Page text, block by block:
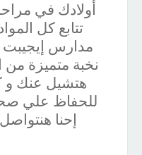
أولادك في
تتابع كل
مدارس
نخبة متميزة
هتشيل عنك و
للحفاظ علي
إحنا